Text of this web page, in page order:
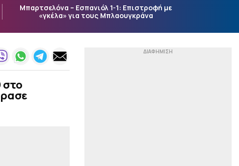
ACB | 23:54
Μπολομπόι η Μάλαγα»
Μπαρτσελόνα – Εσπανιόλ 1-1: Επιστροφή με
«γκέλα» για τους Μπλαουγκράνα